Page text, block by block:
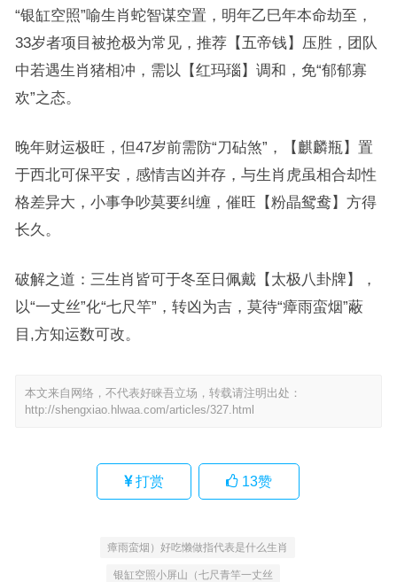
“银缸空照”喻生肖蛇智谋空置，明年乙巳年本命劫至，
33岁者项目被抢极为常见，推荐【五帝钱】压胜，团队
中若遇生肖猪相冲，需以【红玛瑙】调和，免“郁郁寡
欢”之态。
晚年财运极旺，但47岁前需防“刀砧煞”，【麒麟瓶】置
于西北可保平安，感情吉凶并存，与生肖虎虽相合却性
格差异大，小事争吵莫要纠缠，催旺【粉晶鸳鸯】方得
长久。
破解之道：三生肖皆可于冬至日佩戴【太极八卦牌】，
以“一丈丝”化“七尺竿”，转凶为吉，莫待“瘴雨蛮烟”蔽
目,方知运数可改。
本文来自网络，不代表好睐吾立场，转载请注明出处：
http://shengxiao.hlwaa.com/articles/327.html
打赏 13赞
瘴雨蛮烟）好吃懒做指代表是什么生肖
银缸空照小屏山（七尺青竿一丈丝